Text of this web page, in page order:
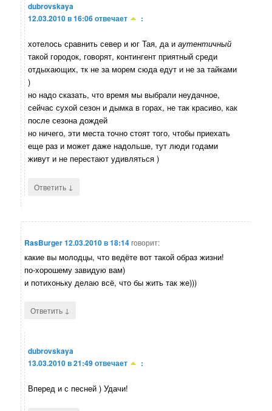
dubrovskaya
12.03.2010 в 16:06отвечает :
хотелось сравнить север и юг Тая, да иаутентичный
такой городок, говорят, контингент приятный среди
отдыхающих, тк не за морем сюда едут и не за тайками
)
но надо сказать, что время мы выбрали неудачное,
сейчас сухой сезон и дымка в горах, не так красиво, как
после сезона дождей
но ничего, эти места точно стоят того, чтобы приехать
еще раз и может даже надольше, тут люди годами
живут и не перестают удивляться )
Ответить ↓
RasBurger12.03.2010 в 18:14говорит:
какие вы молодцы, что ведёте вот такой образ жизни!
по-хорошему завидую вам)
и потихоньку делаю всё, что бы жить так же)))
Ответить ↓
dubrovskaya
13.03.2010 в 21:49отвечает :
Вперед и с песней ) Удачи!